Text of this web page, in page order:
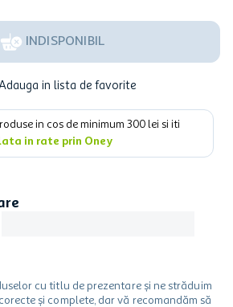
INDISPONIBIL
in lista de favorite
in cos de minimum 300 lei si iti
in rate prin Oney
cu titlu de prezentare și ne străduim
și complete, dar vă recomandăm să